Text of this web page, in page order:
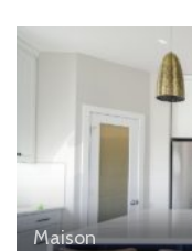
Maison